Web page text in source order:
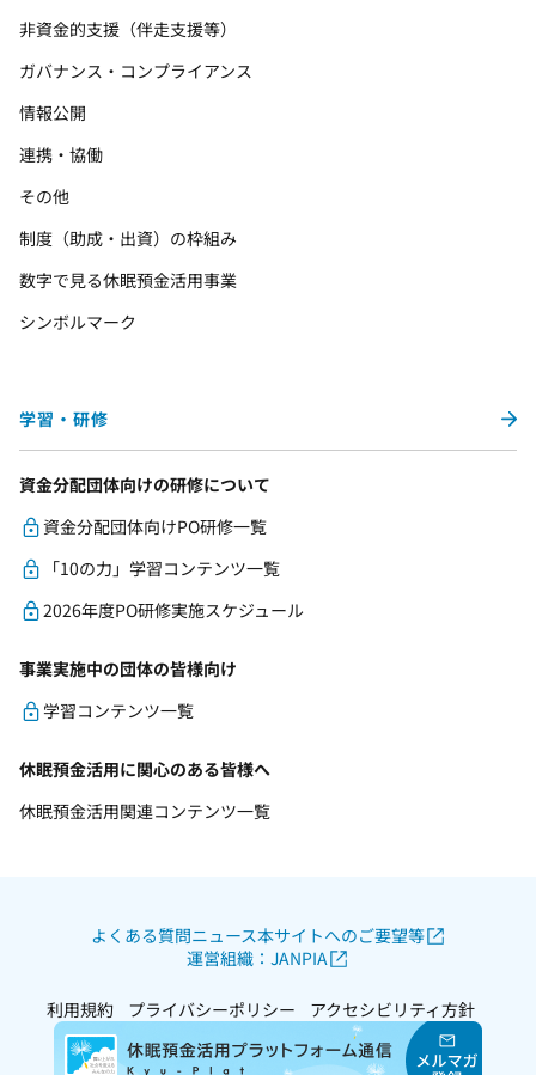
非資金的支援（伴走支援等）
ガバナンス・コンプライアンス
情報公開
連携・協働
その他
制度（助成・出資）の枠組み
数字で見る休眠預金活用事業
シンボルマーク
学習・研修
資金分配団体向けの研修について
資金分配団体向けPO研修一覧
「10の力」学習コンテンツ一覧
2026年度PO研修実施スケジュール
事業実施中の団体の皆様向け
学習コンテンツ一覧
休眠預金活用に関心のある皆様へ
休眠預金活用関連コンテンツ一覧
よくある質問ニュース本サイトへのご要望等
運営組織：JANPIA
利用規約 プライバシーポリシー アクセシビリティ方針